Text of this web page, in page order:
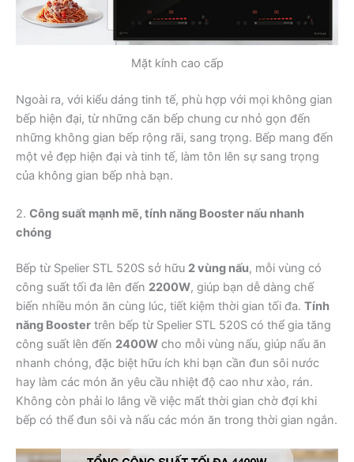
Mặt kính cao cấp
Ngoài ra, với kiểu dáng tinh tế, phù hợp với mọi không gian
bếp hiện đại, từ những căn bếp chung cư nhỏ gọn đến
những không gian bếp rộng rãi, sang trọng. Bếp mang đến
một vẻ đẹp hiện đại và tinh tế, làm tôn lên sự sang trọng
của không gian bếp nhà bạn.
2. Công suất mạnh mẽ, tính năng Booster nấu nhanh
chóng
Bếp từ Spelier STL 520S sở hữu 2 vùng nấu, mỗi vùng có
công suất tối đa lên đến 2200W, giúp bạn dễ dàng chế
biến nhiều món ăn cùng lúc, tiết kiệm thời gian tối đa. Tính
năng Booster trên bếp từ Spelier STL 520S có thể gia tăng
công suất lên đến 2400W cho mỗi vùng nấu, giúp nấu ăn
nhanh chóng, đặc biệt hữu ích khi bạn cần đun sôi nước
hay làm các món ăn yêu cầu nhiệt độ cao như xào, rán.
Không còn phải lo lắng về việc mất thời gian chờ đợi khi
bếp có thể đun sôi và nấu các món ăn trong thời gian ngắn.